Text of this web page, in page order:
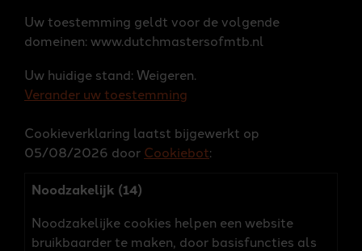
Uw toestemming geldt voor de volgende
domeinen: www.dutchmastersofmtb.nl
Uw huidige stand: Weigeren.
Verander uw toestemming
Cookieverklaring laatst bijgewerkt op
05/08/2026 door Cookiebot:
Noodzakelijk (14)
Noodzakelijke cookies helpen een website
bruikbaarder te maken, door basisfuncties als